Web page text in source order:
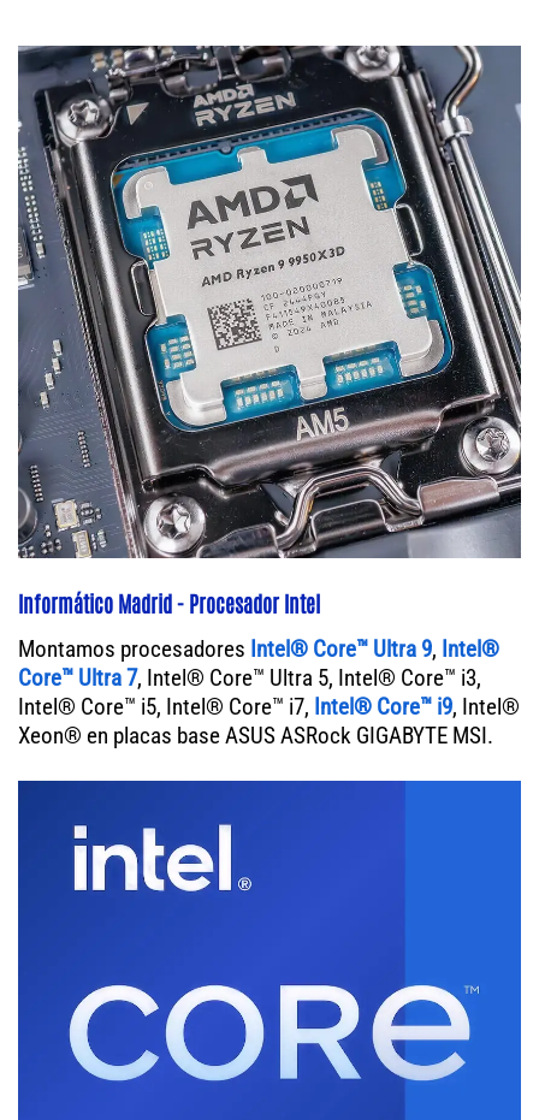
Informático Madrid - Procesador Intel
Montamos procesadores Intel® Core™ Ultra 9, Intel®
Core™ Ultra 7, Intel® Core™ Ultra 5, Intel® Core™ i3,
Intel® Core™ i5, Intel® Core™ i7, Intel® Core™ i9, Intel®
Xeon® en placas base ASUS ASRock GIGABYTE MSI.